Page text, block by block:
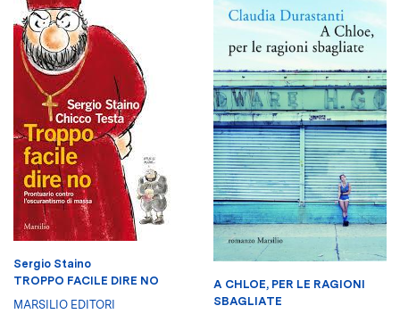
Sergio Staino
TROPPO FACILE DIRE NO
MARSILIO EDITORI
A CHLOE, PER LE RAGIONI
SBAGLIATE